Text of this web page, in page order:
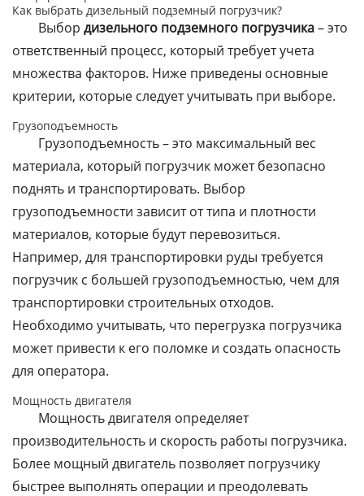
Как выбрать дизельный подземный погрузчик?
Выбор дизельного подземного погрузчика– это
ответственный процесс, который требует учета
множества факторов. Ниже приведены основные
критерии, которые следует учитывать при выборе.
Грузоподъемность
Грузоподъемность – это максимальный вес
материала, который погрузчик может безопасно
поднять и транспортировать. Выбор
грузоподъемности зависит от типа и плотности
материалов, которые будут перевозиться.
Например, для транспортировки руды требуется
погрузчик с большей грузоподъемностью, чем для
транспортировки строительных отходов.
Необходимо учитывать, что перегрузка погрузчика
может привести к его поломке и создать опасность
для оператора.
Мощность двигателя
Мощность двигателя определяет
производительность и скорость работы погрузчика.
Более мощный двигатель позволяет погрузчику
быстрее выполнять операции и преодолевать